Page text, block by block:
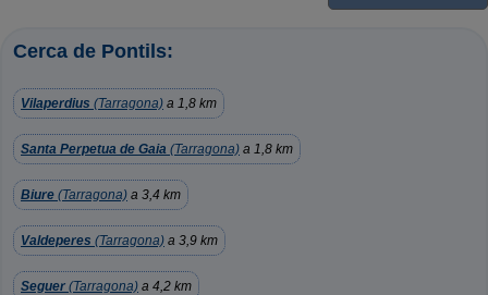
Cerca de Pontils:
Vilaperdius (Tarragona) a 1,8 km
Santa Perpetua de Gaia (Tarragona) a 1,8 km
Biure (Tarragona) a 3,4 km
Valdeperes (Tarragona) a 3,9 km
Seguer (Tarragona) a 4,2 km